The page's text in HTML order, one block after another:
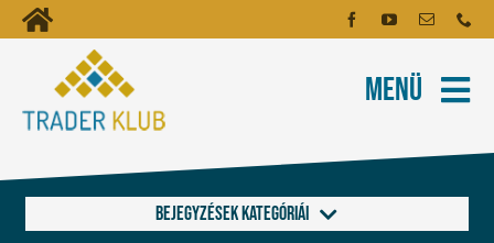
Kihagyás
Toggle
Navigation
Kezdőoldal
Fiókom
Menü
OktatóanyagokBejegyzések kategóriái